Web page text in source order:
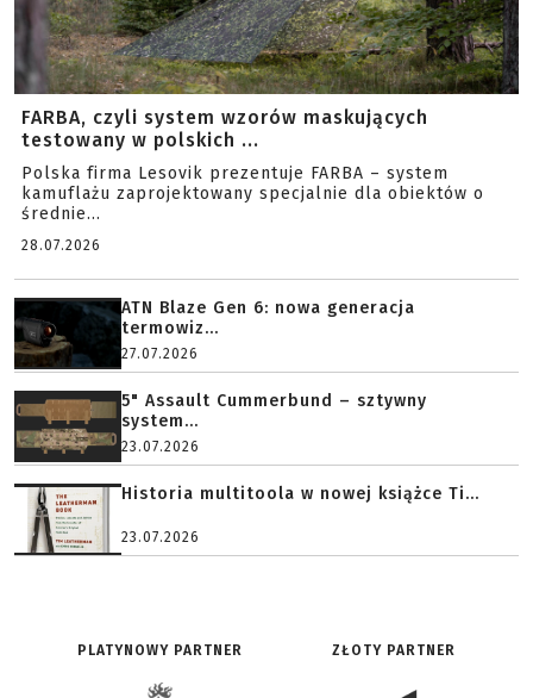
FARBA, czyli system wzorów maskujących
testowany w polskich ...
Polska firma Lesovik prezentuje FARBA – system
kamuflażu zaprojektowany specjalnie dla obiektów o
średnie...
28.07.2026
ATN Blaze Gen 6: nowa generacja
termowiz...
27.07.2026
5" Assault Cummerbund – sztywny
system...
23.07.2026
Historia multitoola w nowej książce Ti...
23.07.2026
PLATYNOWY PARTNER ZŁOTY PARTNER